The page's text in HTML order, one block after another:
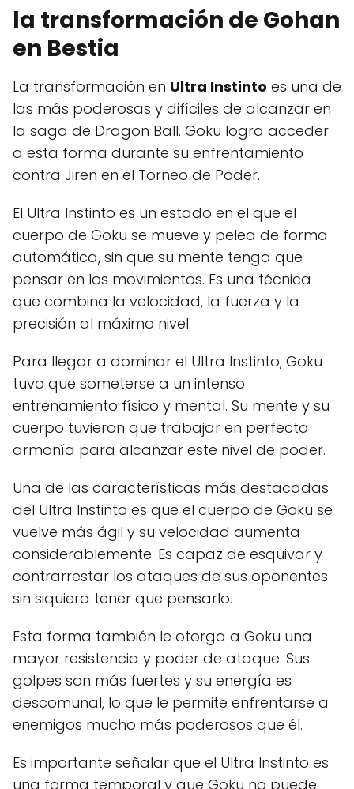
la transformación de Gohan
en Bestia
La transformación en Ultra Instinto es una de
las más poderosas y difíciles de alcanzar en
la saga de Dragon Ball. Goku logra acceder
a esta forma durante su enfrentamiento
contra Jiren en el Torneo de Poder.
El Ultra Instinto es un estado en el que el
cuerpo de Goku se mueve y pelea de forma
automática, sin que su mente tenga que
pensar en los movimientos. Es una técnica
que combina la velocidad, la fuerza y la
precisión al máximo nivel.
Para llegar a dominar el Ultra Instinto, Goku
tuvo que someterse a un intenso
entrenamiento físico y mental. Su mente y su
cuerpo tuvieron que trabajar en perfecta
armonía para alcanzar este nivel de poder.
Una de las características más destacadas
del Ultra Instinto es que el cuerpo de Goku se
vuelve más ágil y su velocidad aumenta
considerablemente. Es capaz de esquivar y
contrarrestar los ataques de sus oponentes
sin siquiera tener que pensarlo.
Esta forma también le otorga a Goku una
mayor resistencia y poder de ataque. Sus
golpes son más fuertes y su energía es
descomunal, lo que le permite enfrentarse a
enemigos mucho más poderosos que él.
Es importante señalar que el Ultra Instinto es
una forma temporal y que Goku no puede